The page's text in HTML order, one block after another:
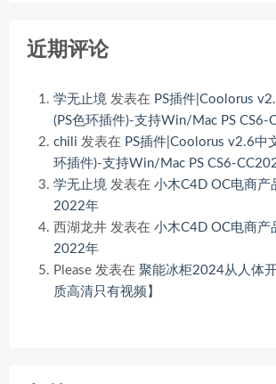
近期评论
学无止境 发表在 PS插件|Coolorus
(PS色环插件)-支持Win/Mac PS CS6-
chili 发表在 PS插件|Coolorus v2.6中
环插件)-支持Win/Mac PS CS6-
学无止境 发表在 小木C4D OC电商产
2022年
西湖龙井 发表在 小木C4D OC电商产
2022年
Please 发表在 聚能冰柜2024从人体
质高清只有视频】